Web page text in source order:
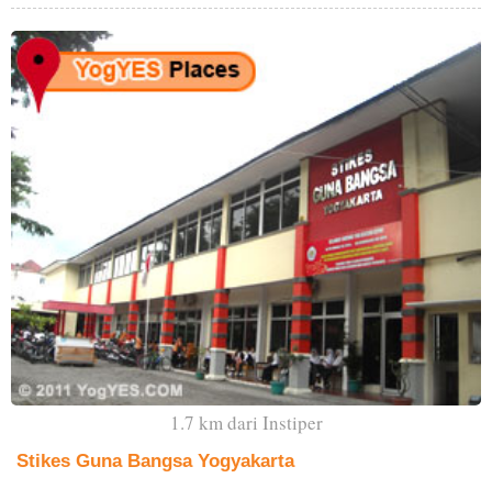
1.7 km dari Instiper
Stikes Guna Bangsa Yogyakarta